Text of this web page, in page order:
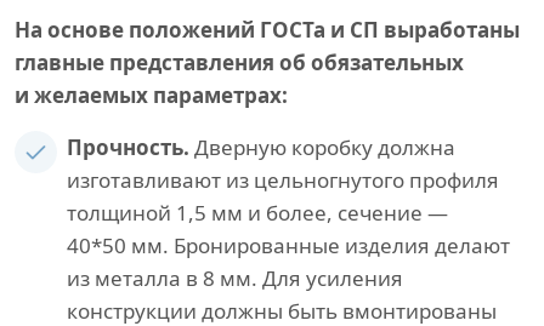
На основе положений ГОСТа и СП выработаны
главные представления об обязательных
и желаемых параметрах:
Прочность. Дверную коробку должна
изготавливают из цельногнутого профиля
толщиной 1,5 мм и более, сечение —
40*50 мм. Бронированные изделия делают
из металла в 8 мм. Для усиления
конструкции должны быть вмонтированы